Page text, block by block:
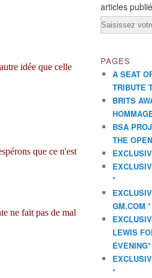
idée que celle
que ce n'est
ne fait pas de mal
articles
Email
PAGES
A SEAT
TRIBUTE
BRITS
BSA
THE
*
GM.COM *
LEWIS
EVENING*
*